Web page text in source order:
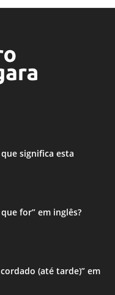
significa esta
for” em inglês?
(até tarde)” em